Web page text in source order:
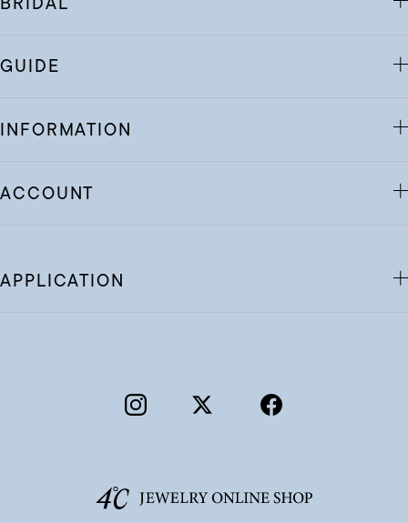
GUIDE
INFORMATION
ACCOUNT
APPLICATION